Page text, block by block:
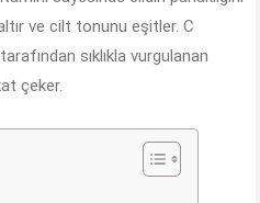
ve cilt tonunu eşitler. C
sıklıkla vurgulanan
çeker.